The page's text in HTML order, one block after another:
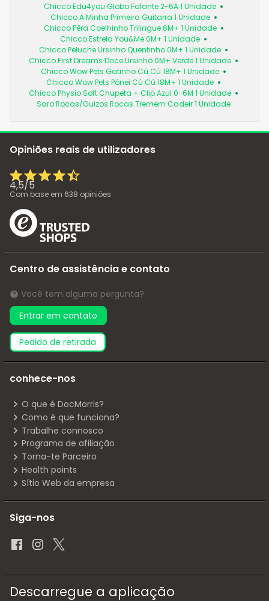
Chicco Edu4you Globo Falante 2-6A 1 Unidade
Chicco A Minha Primeira Guitarra 1 Unidade
Chicco Pêra Coelhinho Trilingue 6M+ 1 Unidade
Chicco Estrela You&Me 0M+ 1 Unidade
Chicco Peluche Ursinho Quentinho 0M+ 1 Unidade
Chicco First Dreams Doce Ursinho 0M+ Verde 1 Unidade
Chicco Wow Pets Gatinho Cú Cú 18M+ 1 Unidade
Chicco Wow Pets Pónei Cú Cú 18M+ 1 Unidade
Chicco Physio Soft Chupeta + Clip Azul 0-6M 1 Unidade
Saro Rocas/Guizos Rocas Tremem Cadeir 1 Unidade
Opiniões reais de utilizadores
4,5/5
Com base em 638 opiniões
Centro de assistência e contato
Você tem alguma pergunta?
Entrar em contato
pedido de retirada
conhece-nos
O que é DocMorris?
Como é que funciona?
Trabalhe connosco
Programa de afiliação
Torna-te Parceiro
Health points
Sítio Web da empresa
Siga-nos
Descarregue a aplicação